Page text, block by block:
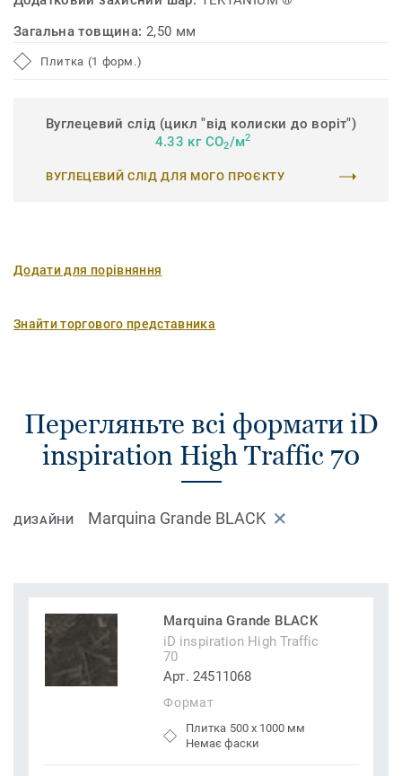
Загальна товщина: 2,50 мм
Плитка (1 форм.)
Вуглецевий слід (цикл "від колиски до воріт")
4.33 кг CO2/м2
ВУГЛЕЦЕВИЙ СЛІД ДЛЯ МОГО ПРОЄКТУ
Додати для порівняння
Знайти торгового представника
Перегляньте всі формати iD
inspiration High Traffic 70
ДИЗАЙНИ Marquina Grande BLACK
Marquina Grande BLACK
iD inspiration High Traffic
70
Арт. 24511068
Формат
Плитка 500 x 1000 мм
Немає фаски